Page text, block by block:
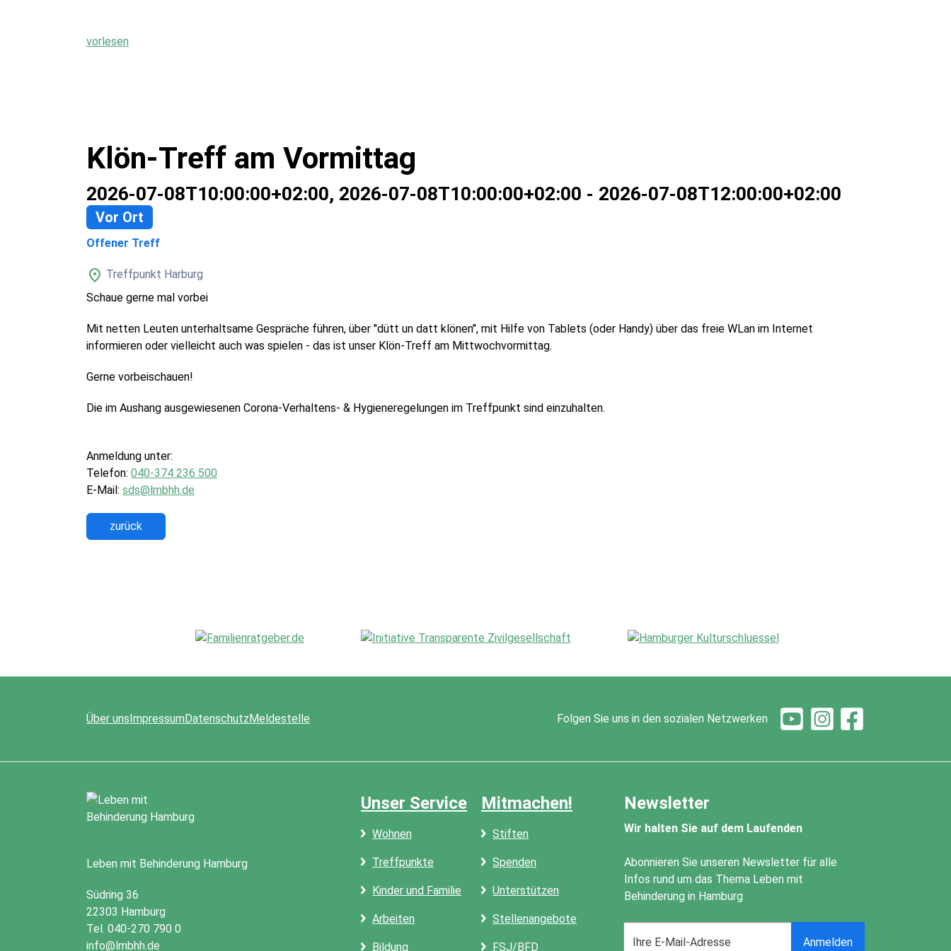
vorlesen
Klön-Treff am Vormittag
2026-07-08T10:00:00+02:00, 2026-07-08T10:00:00+02:00 - 2026-07-08T12:00:00+02:00
Vor Ort
Offener Treff
Treffpunkt Harburg
Schaue gerne mal vorbei
Mit netten Leuten unterhaltsame Gespräche führen, über "dütt un datt klönen", mit Hilfe von Tablets (oder Handy) über das freie WLan im Internet
informieren oder vielleicht auch was spielen - das ist unser Klön-Treff am Mittwochvormittag.
Gerne vorbeischauen!
Die im Aushang ausgewiesenen Corona-Verhaltens- & Hygieneregelungen im Treffpunkt sind einzuhalten.
Anmeldung unter:
Telefon: 040-374 236 500
E-Mail: sds@lmbhh.de
zurück
Über unsImpressumDatenschutzMeldestelle Folgen Sie uns in den sozialen Netzwerken
Leben mit Behinderung Hamburg
Südring 36
22303 Hamburg
Tel. 040-270 790 0
info@lmbhh.de
Unser Service
Wohnen
Treffpunkte
Kinder und Familie
Arbeiten
Bildung
Mitmachen!
Stiften
Spenden
Unterstützen
Stellenangebote
FSJ/BFD
Newsletter
Wir halten Sie auf dem Laufenden
Abonnieren Sie unseren Newsletter für alle
Infos rund um das Thema Leben mit
Behinderung in Hamburg
address
Anmelden